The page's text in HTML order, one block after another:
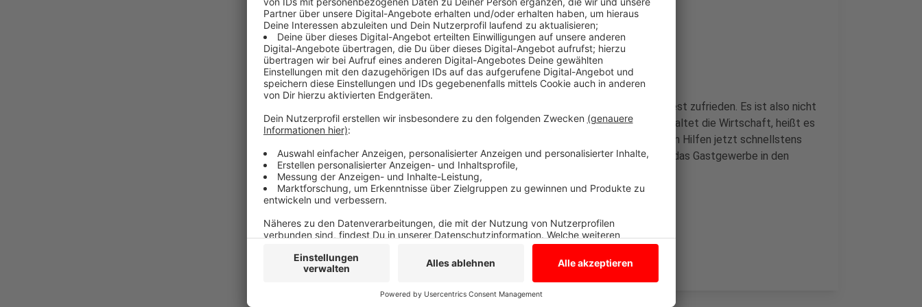
Unterstützung für Unternehmen
Anzeige
35 Prozent finden ihre Lage sogar gut, fast die Hälfte ist zumindest zufrieden. Es ist also nicht
so, dass die Wirtschaft komplett am Boden liegt, doch Corona spaltet die Wirtschaft, heißt es
von der IHK Nordwestfalen. Sie wünscht sich, dass die staatlichen Hilfen jetzt schnellstens
auch bei den Unternehmen ankommen. Vor allem die Händler und das Gastgewerbe in den
Innenstädten bräuchten Unterstützung.
Anzeige